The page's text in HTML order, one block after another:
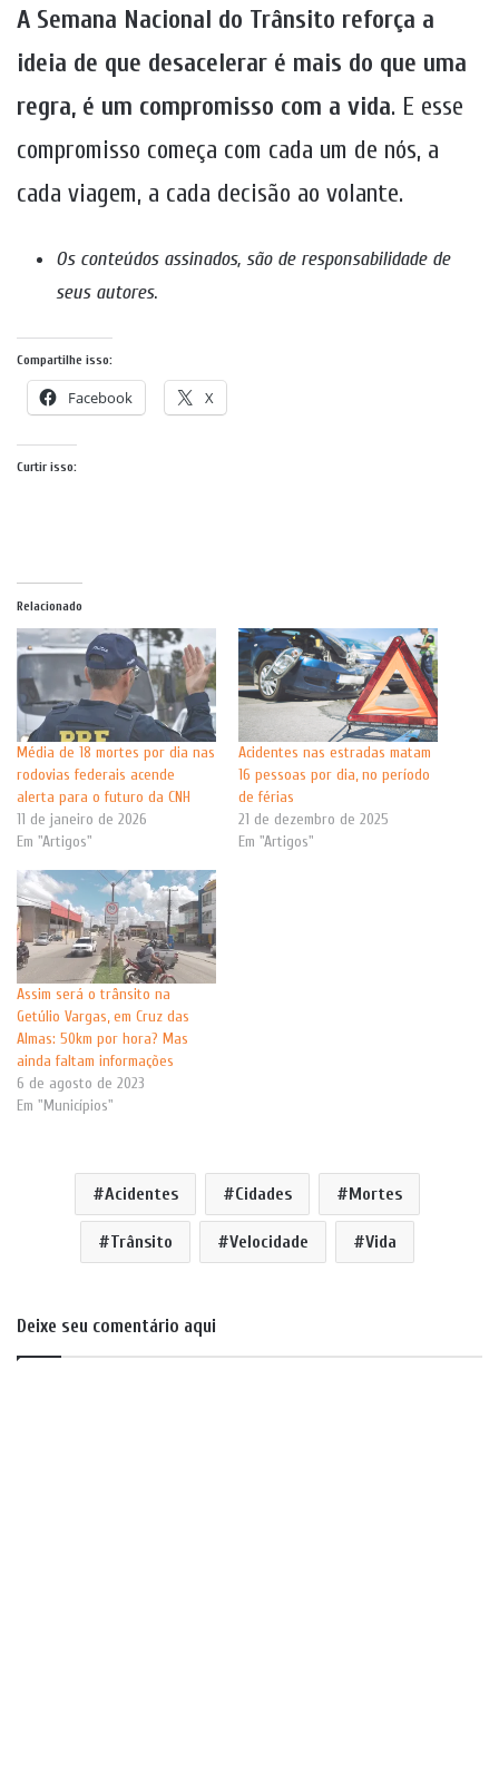
A Semana Nacional do Trânsito reforça a
ideia de que desacelerar é mais do que uma
regra, é um compromisso com a vida. E esse
compromisso começa com cada um de nós, a
cada viagem, a cada decisão ao volante.
Os conteúdos assinados, são de responsabilidade de
seus autores.
Compartilhe isso:
Facebook X
Curtir isso:
Relacionado
Média de 18 mortes por dia nas
rodovias federais acende
alerta para o futuro da CNH
11 de janeiro de 2026
Em "Artigos"
Acidentes nas estradas matam
16 pessoas por dia, no período
de férias
21 de dezembro de 2025
Em "Artigos"
Assim será o trânsito na
Getúlio Vargas, em Cruz das
Almas: 50km por hora? Mas
ainda faltam informações
6 de agosto de 2023
Em "Municípios"
Acidentes Cidades Mortes
Trânsito Velocidade Vida
Deixe seu comentário aqui